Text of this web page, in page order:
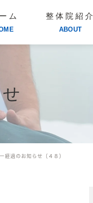
ム 整体院紹介
ABOUT
過のお知らせ（４８）